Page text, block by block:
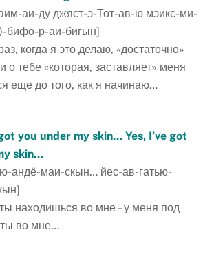
аи-ду джяст-э-Тот-ав-ю мэикс-ми-
бифо-р-аи-бигын]
когда я это делаю, «достаточно»
о тебе «которая, заставляет» меня
еще до того, как я начинаю…
got you under my skin… Yes, I’ve got
skin…
андё-маи-скын… йес-ав-гатью-
находишься во мне – у меня под
во мне…